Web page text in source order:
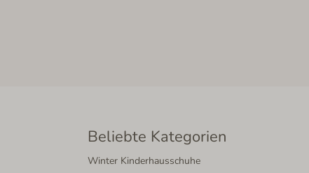
Beliebte Kategorien
Winter Kinderhausschuhe